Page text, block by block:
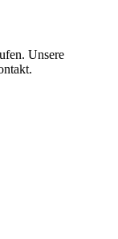
Unsere